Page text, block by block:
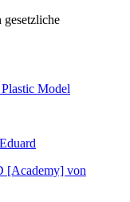
gesetzliche
Model
[Academy] von